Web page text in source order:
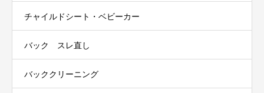
チャイルドシート・ベビーカー
バック スレ直し
バッククリーニング